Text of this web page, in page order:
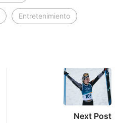
Entretenimiento
Next Post